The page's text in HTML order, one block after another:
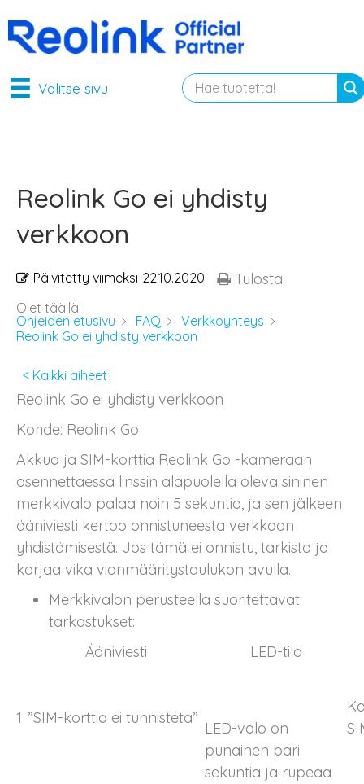
Valitse sivu
Reolink Go ei yhdisty
verkkoon
Päivitetty viimeksi 22.10.2020 Tulosta
Olet täällä:
Ohjeiden etusivu
FAQ
Verkkoyhteys
Reolink Go ei yhdisty verkkoon
< Kaikki aiheet
Reolink Go ei yhdisty verkkoon
Kohde: Reolink Go
Akkua ja SIM-korttia Reolink Go -kameraan
asennettaessa linssin alapuolella oleva sininen
merkkivalo palaa noin 5 sekuntia, ja sen jälkeen
ääniviesti kertoo onnistuneesta verkkoon
yhdistämisestä. Jos tämä ei onnistu, tarkista ja
korjaa vika vianmääritystaulukon avulla.
Merkkivalon perusteella suoritettavat
tarkastukset:
Ääniviesti
LED-tila
1 ”SIM-korttia ei tunnisteta”
LED-valo on
punainen pari
sekuntia ja rupeaa